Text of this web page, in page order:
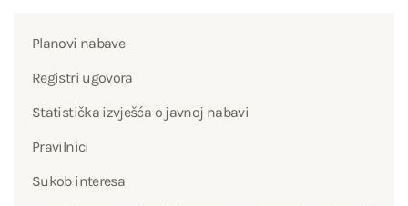
Planovi nabave
Registri ugovora
Statistička izvješća o javnoj nabavi
Pravilnici
Sukob interesa